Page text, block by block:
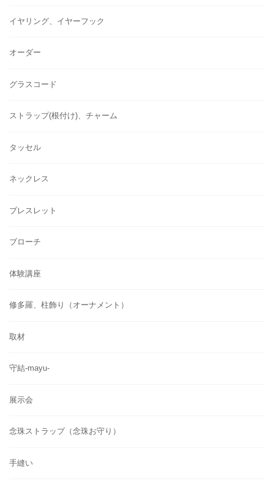
イヤリング、イヤーフック
オーダー
グラスコード
ストラップ(根付け)、チャーム
タッセル
ネックレス
ブレスレット
ブローチ
体験講座
修多羅、柱飾り（オーナメント）
取材
守結-mayu-
展示会
念珠ストラップ（念珠お守り）
手縫い